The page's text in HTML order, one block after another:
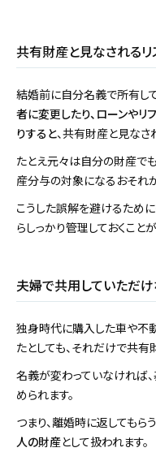
共有財産と見なされる
結婚前に自分名義で所有し
者に変更したり、ローンや
りすると、共有財産と見なさ
たとえ元々は自分の財産で
産分与の対象になるおそれ
こうした誤解を避けるため
らしっかり管理しておくこと
夫婦で共用していただ
独身時代に購入した車や不
たとしても、それだけで共有
名義が変わっていなければ
められます。
つまり、離婚時に返してもら
人の財産として扱われます。